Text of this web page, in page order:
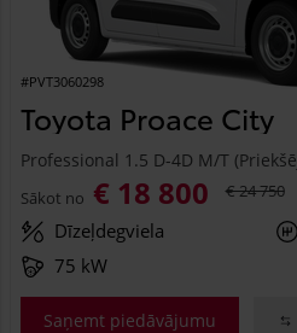
#PVT3060298
Toyota Proace City
Professional 1.5 D-4D M/T
Sākot no € 18 800 € 24 750
Dīzeļdegviela
75 kW
Saņemt piedāvājumu